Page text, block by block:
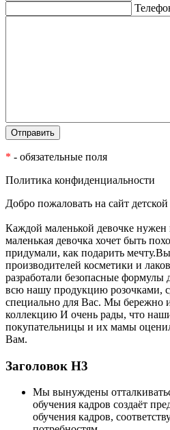
* - обязательные поля
Политика конфиденциальности
Добро пожаловать на сайт
Каждой маленькой девочке
маленькая девочка хочет быть
придумали, как подарить
производителей косметики и
разработали безопасные формулы
всю нашу продукцию розочками,
специально для Вас. Мы бережно
коллекцию И очень рады, что
покупательницы и их мамы
Вам.
Заголовок Н3
Мы вынуждены
обучения кадров создаёт
обучения кадров,